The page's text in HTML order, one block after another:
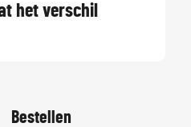
het verschil
Bestellen